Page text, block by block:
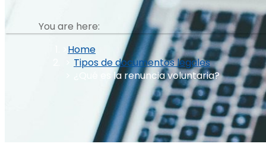
You are here:
Home
Tipos de documentos legales
¿Qué es la renuncia voluntaria?